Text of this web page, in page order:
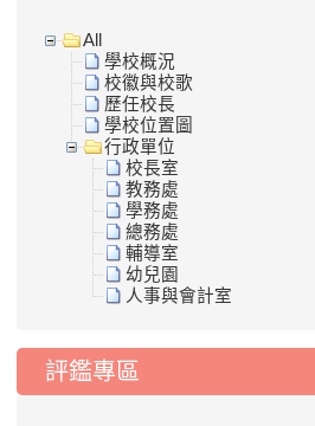
All
學校概況
校徽與校歌
歷任校長
學校位置圖
行政單位
校長室
教務處
學務處
總務處
輔導室
幼兒園
人事與會計室
評鑑專區